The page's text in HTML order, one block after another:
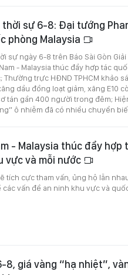
thời sự 6-8: Đại tướng
phòng Malaysia
sự ngày 6-8 trên Báo Sài Gòn
- Malaysia thúc đẩy hợp tác
Thường trực HĐND TPHCM khảo
dầu đồng loạt giảm, xăng E10
tán gần 400 người trong đêm;
ô nhiễm đã có nhiều chuyển
- Malaysia thúc đẩy hợp
vực và mỗi nước
tích cực tham vấn, ủng hộ lẫn
các vấn đề an ninh khu vực và
8, giá vàng “hạ nhiệt”,